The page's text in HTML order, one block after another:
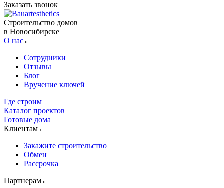
Заказать звонок
Строительство домов
в Новосибирске
О нас
Сотрудники
Отзывы
Блог
Вручение ключей
Где строим
Каталог проектов
Готовые дома
Клиентам
Закажите строительство
Обмен
Рассрочка
Партнерам